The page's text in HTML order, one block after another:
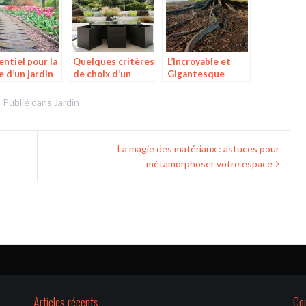
pour la
d’un jardin
Quelques critères
de choix d’un
L’Incroyable et
Gigantesque
Publié dans Jardin
La magie des matériaux : astuces pour
métamorphoser votre espace
Articles récents